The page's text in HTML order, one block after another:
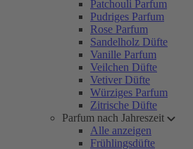
Patchouli Parfum
Pudriges Parfum
Rose Parfum
Sandelholz Düfte
Vanille Parfum
Veilchen Düfte
Vetiver Düfte
Würziges Parfum
Zitrische Düfte
Parfum nach Jahreszeit
Alle anzeigen
Frühlingsdüfte